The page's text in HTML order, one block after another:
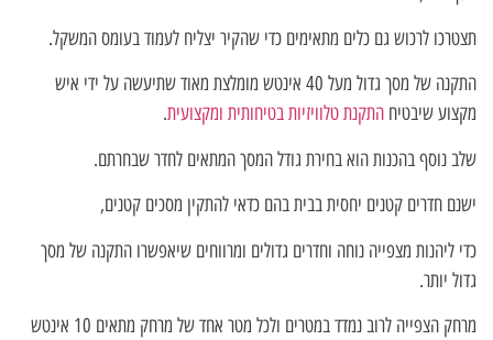
תצטרכו לרכוש גם כלים מתאימים כדי שהקיר יצליח לעמוד בעומס המשקל.
התקנה של מסך גדול מעל 40 אינטש מומלצת מאוד שתיעשה על ידי איש
מקצוע שיבטיח התקנת טלוויזיות בטיחותית ומקצועית.
שלב נוסף בהכנות הוא בחירת גודל המסך המתאים לחדר שבחרתם.
ישנם חדרים קטנים יחסית בבית בהם כדאי להתקין מסכים קטנים,
כדי ליהנות מצפייה נוחה וחדרים גדולים ומרווחים שיאפשרו התקנה של מסך
גדול יותר.
מרחק הצפייה לרוב נמדד במטרים ולכל מטר אחד של מרחק מתאים 10 אינטש